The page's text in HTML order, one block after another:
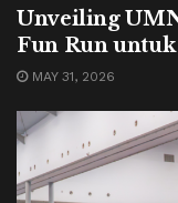
Unveiling
Fun Run
MAY 31, 2026